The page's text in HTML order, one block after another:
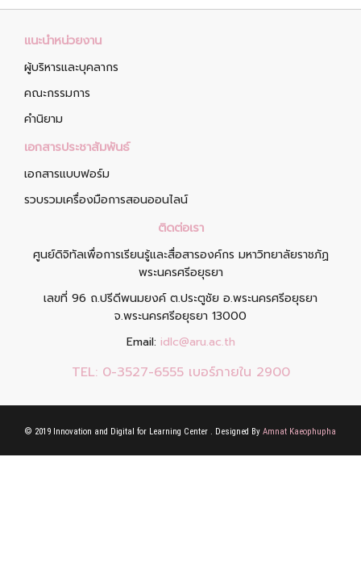
แนะนำหน่วยงาน
ผู้บริหารและบุคลากร
คณะกรรมการ
คำนิยาม
เอกสารประชาสัมพันธ์
เอกสารแบบฟอร์ม
รวบรวมเครื่องมือการสอนออนไลน์
ติดต่อเรา
ศูนย์ดิจิทัลเพื่อการเรียนรู้และสื่อสารองค์กร มหาวิทยาลัยราชภัฏ
พระนครศรีอยุธยา
เลขที่ 96 ถ.ปรีดีพนมยงค์ ต.ประตูชัย อ.พระนครศรีอยุธยา
จ.พระนครศรีอยุธยา 13000
Email: idlc@aru.ac.th
TEL: 0-3527-6555 เบอร์ภายใน 2900
© 2019 Innovation and Digital for Learning Center . Designed By Amnat Kaeophupha